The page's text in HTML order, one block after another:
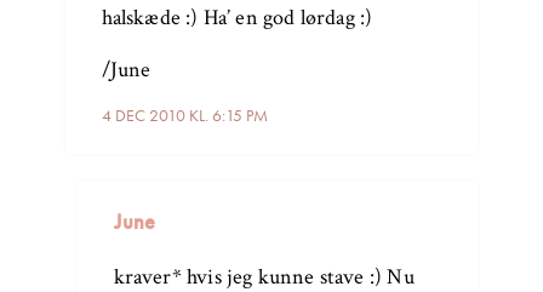
4 DEC 2010 KL. 6:15 PM
halskæde :) Ha’ en god lørdag :)
/June
June
kraver* hvis jeg kunne stave :) Nu